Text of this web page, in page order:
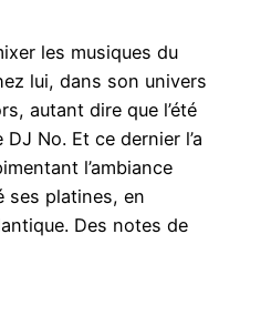
les musiques du
lui, dans son univers
autant dire que l’été
No. Et ce dernier l’a
l’ambiance
ses platines, en
Des notes de